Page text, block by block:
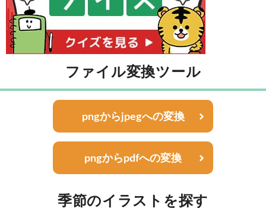
ファイル変換ツール
pngからjpegへの変換
pngからpdfへの変換
季節のイラストを探す